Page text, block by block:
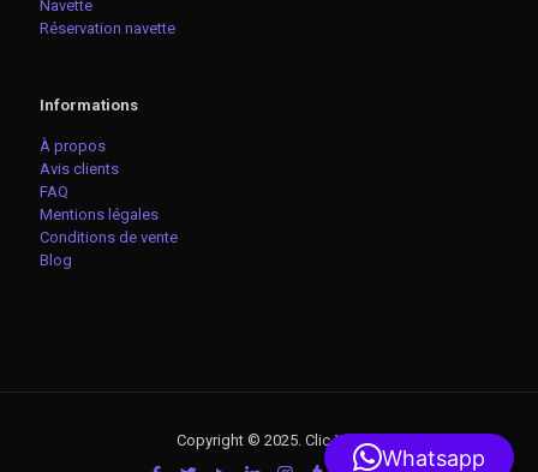
Navette
Réservation navette
Informations
À propos
Avis clients
FAQ
Mentions légales
Conditions de vente
Blog
Copyright © 2025. Clic-VTC
Whatsapp